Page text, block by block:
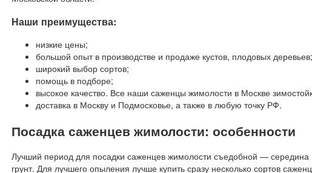
Наши преимущества:
низкие цены;
большой опыт в производстве и продаже кустов, плодовых деревьев;
широкий выбор сортов;
помощь в подборе;
высокое качество. Все наши саженцы жимолости в Москве
доставка в Москву и Подмосковье, а также в любую точку РФ.
Посадка саженцев жимолости: особенности
Лучший период для посадки саженцев жимолости съедобной — середина
грунт. Для лучшего опыления лучше купить сразу несколько сортов